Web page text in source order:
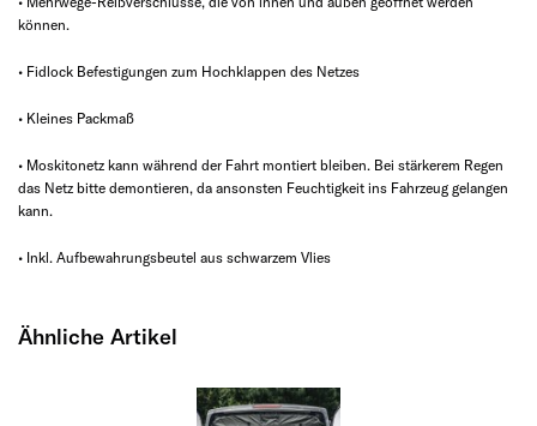
können.
• Fidlock Befestigungen zum Hochklappen des Netzes
• Kleines Packmaß
• Moskitonetz kann während der Fahrt montiert bleiben. Bei stärkerem Regen
das Netz bitte demontieren, da ansonsten Feuchtigkeit ins Fahrzeug gelangen
kann.
• Inkl. Aufbewahrungsbeutel aus schwarzem Vlies
Ähnliche Artikel